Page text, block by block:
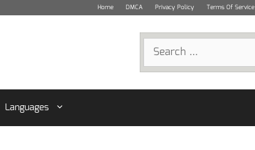
Home DMCA Privacy Policy Terms Of Service
Search
for:
Languages